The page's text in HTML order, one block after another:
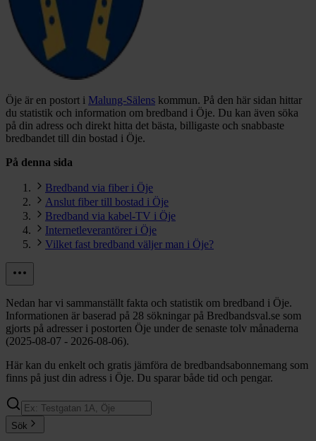
Öje är en postort i Malung-Sälens kommun. På den här sidan hittar
du statistik och information om bredband i Öje. Du kan även söka
på din adress och direkt hitta det bästa, billigaste och snabbaste
bredbandet till din bostad i Öje.
På denna sida
Bredband via fiber i Öje
Anslut fiber till bostad i Öje
Bredband via kabel-TV i Öje
Internetleverantörer i Öje
Vilket fast bredband väljer man i Öje?
Nedan har vi sammanställt fakta och statistik om bredband i Öje.
Informationen är baserad på 28 sökningar på Bredbandsval.se som
gjorts på adresser i postorten Öje under de senaste tolv månaderna
(2025-08-07 - 2026-08-06).
Här kan du enkelt och gratis jämföra de bredbandsabonnemang som
finns på just din adress i Öje. Du sparar både tid och pengar.
Sök